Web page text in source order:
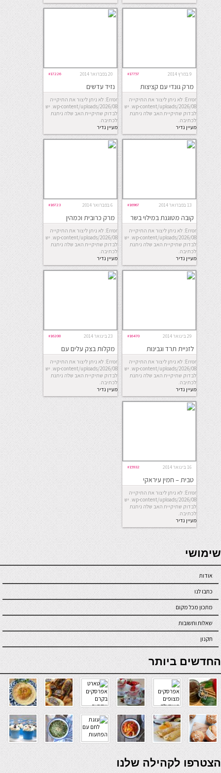
9 במרץ 2014 #17757
מרק גונדי עם קציצות
חומוס ועוף
Error: לא ניתן ליצור את התיקייה
wp-content/uploads/2026/08. יש
לבדוק שתיקיית האב שלה ניתנת
לכתיבה.
מעיין נדיר
20 בפברואר 2014 #17226
נזיד עדשים
Error: לא ניתן ליצור את התיקייה
wp-content/uploads/2026/08. יש
לבדוק שתיקיית האב שלה ניתנת
לכתיבה.
מעיין נדיר
13 בפברואר 2014 #16967
קובה מטוגנת במילוי בשר
Error: לא ניתן ליצור את התיקייה
wp-content/uploads/2026/08. יש
לבדוק שתיקיית האב שלה ניתנת
לכתיבה.
מעיין נדיר
6 בפברואר 2014 #16723
מרק כרובית וכמהין
Error: לא ניתן ליצור את התיקייה
wp-content/uploads/2026/08. יש
לבדוק שתיקיית האב שלה ניתנת
לכתיבה.
מעיין נדיר
29 בינואר 2014 #16470
לזניית תרד וגבינות
Error: לא ניתן ליצור את התיקייה
wp-content/uploads/2026/08. יש
לבדוק שתיקיית האב שלה ניתנת
לכתיבה.
מעיין נדיר
23 בינואר 2014 #16208
מקלות בצק עלים עם
אמנטל ופרמזן
Error: לא ניתן ליצור את התיקייה
wp-content/uploads/2026/08. יש
לבדוק שתיקיית האב שלה ניתנת
לכתיבה.
מעיין נדיר
16 בינואר 2014 #15932
טבית – חמין עיראקי
Error: לא ניתן ליצור את התיקייה
wp-content/uploads/2026/08. יש
לבדוק שתיקיית האב שלה ניתנת
לכתיבה.
מעיין נדיר
seriöse online casinos österreich
שימושי
אודות
כתבו לנו
מתכון מכל מקום
שאלות ותשובות
תקנון
online casino
החדשים ביותר
verde casino
הצטרפו לקהילה שלנו